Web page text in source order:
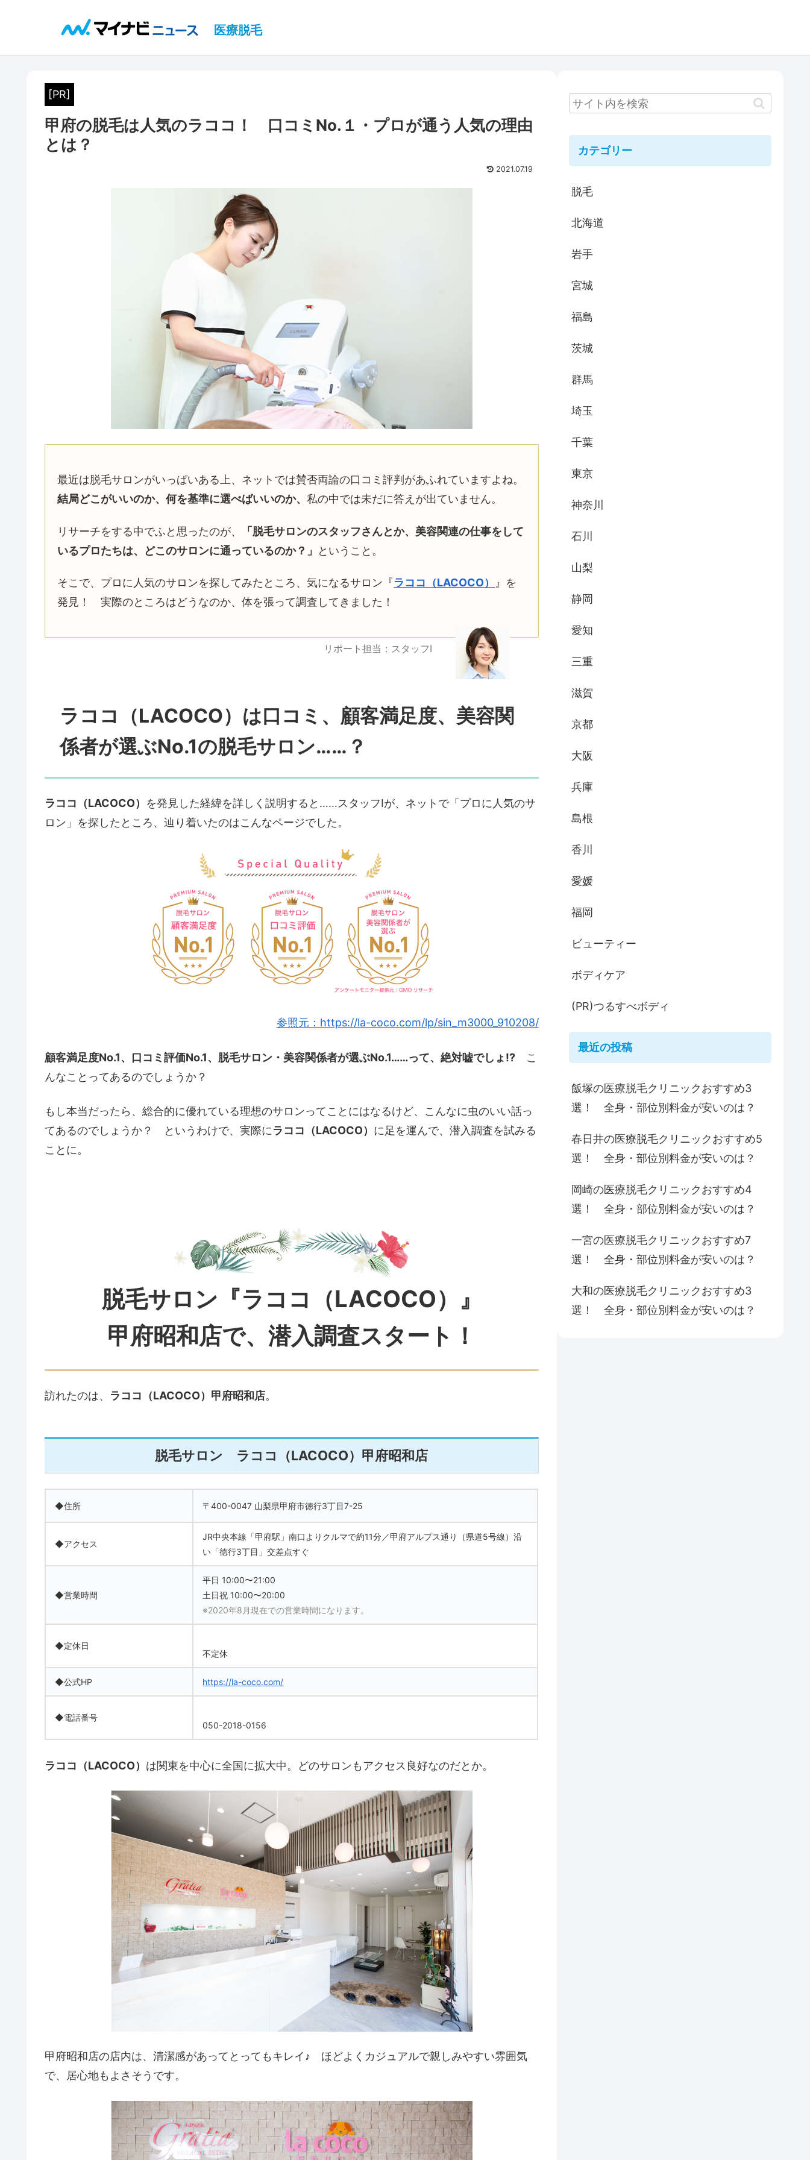
医療脱毛
[PR]
甲府の脱毛は人気のラココ！ 口コミNo.１・プロが通う人気の理由
とは？
2021.07.19
最近は脱毛サロンがいっぱいある上、ネットでは賛否両論の口コミ評判があふれていますよね。
結局どこがいいのか、何を基準に選べばいいのか、私の中では未だに答えが出ていません。
リサーチをする中でふと思ったのが、
「脱毛サロンのスタッフさんとか、美容関連の仕事をして
いるプロたちは、どこのサロンに通っているのか？」
ということ。
そこで、プロに人気のサロンを探してみたところ、気になるサロン『ラココ（LACOCO）
』を
発見！ 実際のところはどうなのか、体を張って調査してきました！
リポート担当：スタッフI
ラココ（LACOCO）は口コミ、顧客満足度、美容関
係者が選ぶNo.1の脱毛サロン……？
ラココ（LACOCO） を発見した経緯を詳しく説明すると……スタッフIが、ネットで「プロに人気のサ
ロン」を探したところ、辿り着いたのはこんなページでした。
参照元：https://la-coco.com/lp/sin_m3000_910208/
顧客満足度No.1、口コミ評価No.1、脱毛サロン・美容関係者が選ぶNo.1……って、絶対嘘でしょ!? こ
んなことってあるのでしょうか？
もし本当だったら、総合的に優れている理想のサロンってことにはなるけど、こんなに虫のいい話っ
てあるのでしょうか？ というわけで、実際にラココ（LACOCO） に足を運んで、潜入調査を試みる
ことに。
脱毛サロン『ラココ（LACOCO）』
甲府昭和店で、潜入調査スタート！
訪れたのは、 ラココ（LACOCO）甲府昭和店。
脱毛サロン ラココ（LACOCO）甲府昭和店
◆住所 〒400-0047 山梨県甲府市徳行3丁目7-25
◆アクセス
JR中央本線「甲府駅」南口よりクルマで約11分／甲府アルプス通り（県道5号線）沿
い「徳行3丁目」交差点すぐ
◆営業時間
平日 10:00〜21:00
土日祝 10:00〜20:00
※2020年8月現在での営業時間になります。
◆定休日
不定休
◆公式HP https://la-coco.com/
◆電話番号
050-2018-0156
ラココ（LACOCO） は関東を中心に全国に拡大中。どのサロンもアクセス良好なのだとか。
甲府昭和店の店内は、清潔感があってとってもキレイ♪ ほどよくカジュアルで親しみやすい雰囲気
で、居心地もよさそうです。
カテゴリー
脱毛
北海道
岩手
宮城
福島
茨城
群馬
埼玉
千葉
東京
神奈川
石川
山梨
静岡
愛知
三重
滋賀
京都
大阪
兵庫
島根
香川
愛媛
福岡
ビューティー
ボディケア
(PR)つるすべボディ
最近の投稿
飯塚の医療脱毛クリニックおすすめ3
選！ 全身・部位別料金が安いのは？
春日井の医療脱毛クリニックおすすめ5
選！ 全身・部位別料金が安いのは？
岡崎の医療脱毛クリニックおすすめ4
選！ 全身・部位別料金が安いのは？
一宮の医療脱毛クリニックおすすめ7
選！ 全身・部位別料金が安いのは？
大和の医療脱毛クリニックおすすめ3
選！ 全身・部位別料金が安いのは？